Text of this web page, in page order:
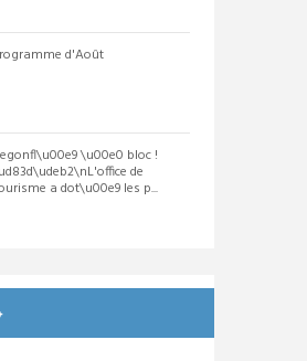
d'Août
\u00e0 bloc !
de
a dot\u00e9 les p...